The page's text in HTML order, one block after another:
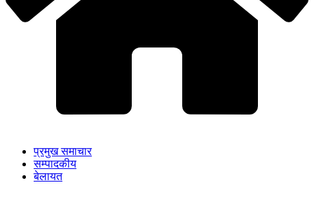
प्रमुख समाचार
सम्पादकीय
बेलायत